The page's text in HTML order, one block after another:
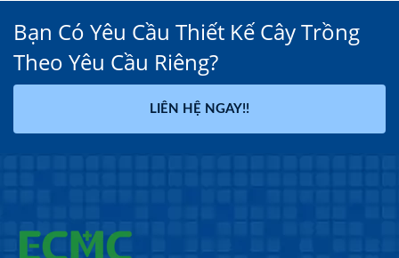
Bạn Có Yêu Cầu Thiết Kế Cây Trồng
Theo Yêu Cầu Riêng?
LIÊN HỆ NGAY!!